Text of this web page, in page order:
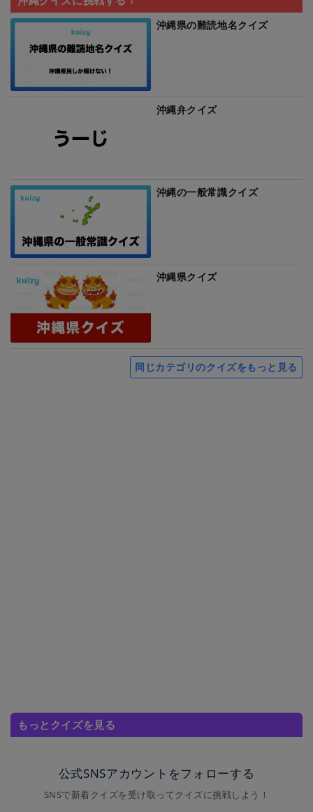
沖縄県の難読地名クイズ
沖縄弁クイズ
沖縄の一般常識クイズ
沖縄県クイズ
同じカテゴリのクイズをもっと見る
もっとクイズを見る
公式SNSアカウントをフォローする
SNSで新着クイズを受け取ってクイズに挑戦しよう！